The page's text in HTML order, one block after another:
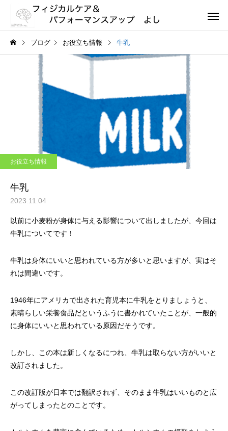
ブログ お役立ち情報 牛乳
お役立ち情報
牛乳
2023.11.04
以前に小麦粉が身体に与える影響について出しましたが、今回は
牛乳についてです！
牛乳は身体にいいと思われている方が多いと思いますが、実はそ
れは間違いです。
1946年にアメリカで出された育児本に牛乳をとりましょうと、
素晴らしい栄養食品だというふうに書かれていたことが、一般的
に身体にいいと思われている原因だそうです。
しかし、この本は新しくなるにつれ、牛乳は取らない方がいいと
改訂されました。
この改訂版が日本では翻訳されず、そのまま牛乳はいいものと広
がってしまったとのことです。